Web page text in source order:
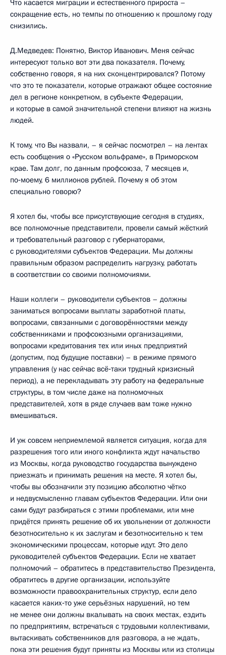
Что касается миграции и естественного прироста –
сокращение есть, но темпы по отношению к прошлому году
снизились.
Д.Медведев: Понятно, Виктор Иванович. Меня сейчас
интересуют только вот эти два показателя. Почему,
собственно говоря, я на них сконцентрировался? Потому
что это те показатели, которые отражают общее состояние
дел в регионе конкретном, в субъекте Федерации,
и которые в самой значительной степени влияют на жизнь
людей.
К тому, что Вы назвали, – я сейчас посмотрел – на лентах
есть сообщения о «Русском вольфраме», в Приморском
крае. Там долг, по данным профсоюза, 7 месяцев и,
по‑моему, 6 миллионов рублей. Почему я об этом
специально говорю?
Я хотел бы, чтобы все присутствующие сегодня в студиях,
все полномочные представители, провели самый жёсткий
и требовательный разговор с губернаторами,
с руководителями субъектов Федерации. Мы должны
правильным образом распределить нагрузку, работать
в соответствии со своими полномочиями.
Наши коллеги – руководители субъектов – должны
заниматься вопросами выплаты заработной платы,
вопросами, связанными с договорённостями между
собственниками и профсоюзными организациями,
вопросами кредитования тех или иных предприятий
(допустим, под будущие поставки) – в режиме прямого
управления (у нас сейчас всё‑таки трудный кризисный
период), а не перекладывать эту работу на федеральные
структуры, в том числе даже на полномочных
представителей, хотя в ряде случаев вам тоже нужно
вмешиваться.
И уж совсем неприемлемой является ситуация, когда для
разрешения того или иного конфликта ждут начальство
из Москвы, когда руководство государства вынуждено
приезжать и принимать решения на месте. Я хотел бы,
чтобы вы обозначили эту позицию абсолютно чётко
и недвусмысленно главам субъектов Федерации. Или они
сами будут разбираться с этими проблемами, или мне
придётся принять решение об их увольнении от должности
безотносительно к их заслугам и безотносительно к тем
экономическими процессам, которые идут. Это дело
руководителей субъектов Федерации. Если не хватает
полномочий – обратитесь в представительство Президента,
обратитесь в другие организации, используйте
возможности правоохранительных структур, если дело
касается каких‑то уже серьёзных нарушений, но тем
не менее они должны вкалывать на своих местах, ездить
по предприятиям, встречаться с трудовыми коллективами,
вытаскивать собственников для разговора, а не ждать,
пока эти решения будут приняты из Москвы или из столицы